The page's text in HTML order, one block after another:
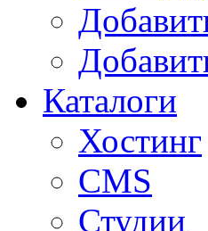
Каталоги
Хостинг
CMS
Студии